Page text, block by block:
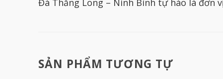
Đá Thăng Long – Ninh Bình tự hào là đơn
SẢN PHẨM TƯƠNG TỰ